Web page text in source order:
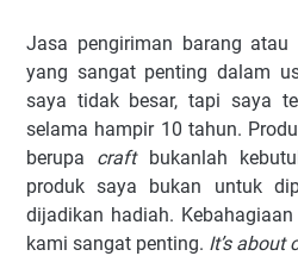
Jasa pengiriman barang atau
yang sangat penting dalam
saya tidak besar, tapi saya
selama hampir 10 tahun.
berupa craftbukanlah
produk saya bukan untuk
dijadikan hadiah.
kami sangat penting. It’s about